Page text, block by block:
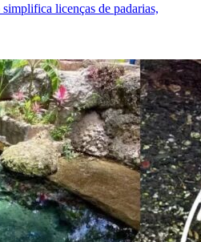
licenças de padarias,